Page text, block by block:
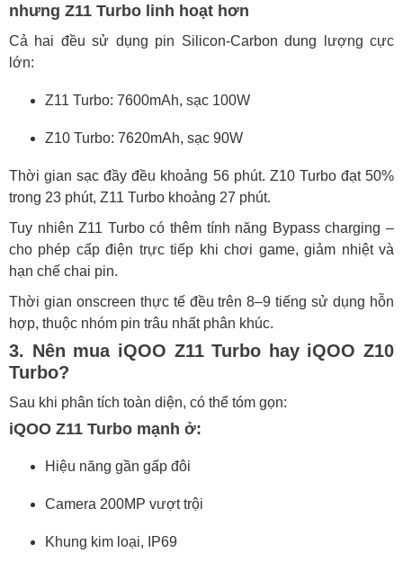
nhưng Z11 Turbo linh hoạt hơn
Cả hai đều sử dụng pin Silicon-Carbon dung lượng cực
lớn:
Z11 Turbo: 7600mAh, sạc 100W
Z10 Turbo: 7620mAh, sạc 90W
Thời gian sạc đầy đều khoảng 56 phút. Z10 Turbo đạt 50%
trong 23 phút, Z11 Turbo khoảng 27 phút.
Tuy nhiên Z11 Turbo có thêm tính năng Bypass charging –
cho phép cấp điện trực tiếp khi chơi game, giảm nhiệt và
hạn chế chai pin.
Thời gian onscreen thực tế đều trên 8–9 tiếng sử dụng hỗn
hợp, thuộc nhóm pin trâu nhất phân khúc.
3. Nên mua iQOO Z11 Turbo hay iQOO Z10
Turbo?
Sau khi phân tích toàn diện, có thể tóm gọn:
iQOO Z11 Turbo mạnh ở:
Hiệu năng gần gấp đôi
Camera 200MP vượt trội
Khung kim loại, IP69